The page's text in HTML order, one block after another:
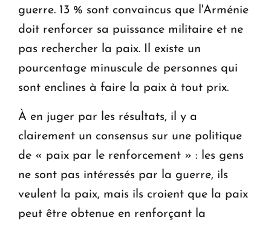
guerre. 13 % sont convaincus que l'Arménie
doit renforcer sa puissance militaire et ne
pas rechercher la paix. Il existe un
pourcentage minuscule de personnes qui
sont enclines à faire la paix à tout prix.
À en juger par les résultats, il y a
clairement un consensus sur une politique
de « paix par le renforcement » : les gens
ne sont pas intéressés par la guerre, ils
veulent la paix, mais ils croient que la paix
peut être obtenue en renforçant la